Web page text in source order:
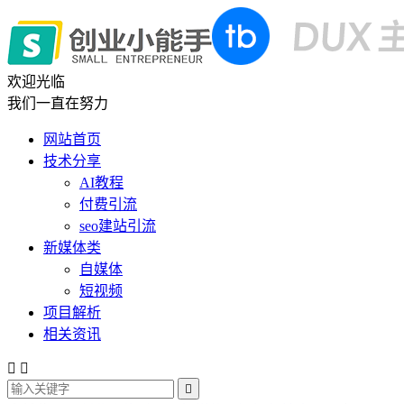
欢迎光临
我们一直在努力
网站首页
技术分享
AI教程
付费引流
seo建站引流
新媒体类
自媒体
短视频
项目解析
相关资讯
 
